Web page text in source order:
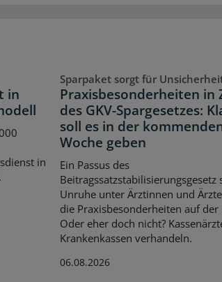
in
in
Sparpaket sorgt für
Praxisbesonderheiten in
des GKV-Spargesetzes:
soll es in der
Woche geben
Ein Passus des
Beitragssatzstabilisierungsgesetz
Unruhe unter Ärztinnen und
die Praxisbesonderheiten auf der
Oder eher doch nicht?
Krankenkassen verhandeln.
06.08.2026